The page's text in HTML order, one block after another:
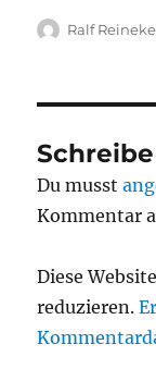
Autor
Ralf Reineke
Du musst
Kommentar
Diese
reduzieren.